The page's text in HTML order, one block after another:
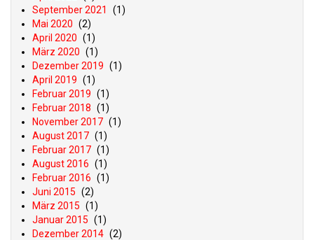
September 2021
(1)
Mai 2020 (2)
April 2020 (1)
März 2020 (1)
Dezember 2019 (1)
April 2019 (1)
Februar 2019 (1)
Februar 2018 (1)
November 2017 (1)
August 2017 (1)
Februar 2017 (1)
August 2016 (1)
Februar 2016 (1)
Juni 2015 (2)
März 2015 (1)
Januar 2015 (1)
Dezember 2014 (2)